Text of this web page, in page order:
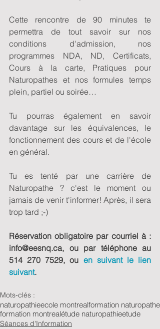
Cette rencontre de 90 minutes te
permettra de tout savoir sur nos
conditions d'admission, nos
programmes NDA, ND, Certificats,
Cours à la carte, Pratiques pour
Naturopathes et nos formules temps
plein, partiel ou soirée…
Tu pourras également en savoir
davantage sur les équivalences, le
fonctionnement des cours et de l'école
en général.
Tu es tenté par une carrière de
Naturopathe ? c'est le moment ou
jamais de venir t'informer! Après, il sera
trop tard ;-)
Réservation obligatoire par courriel à :
info@eesnq.ca, ou par téléphone au
514 270 7529, ou en suivant le lien
suivant.
Mots-clés :
naturopathieecole montrealformation naturopathe
formation montrealétude naturopathieetude
Séances d'Information